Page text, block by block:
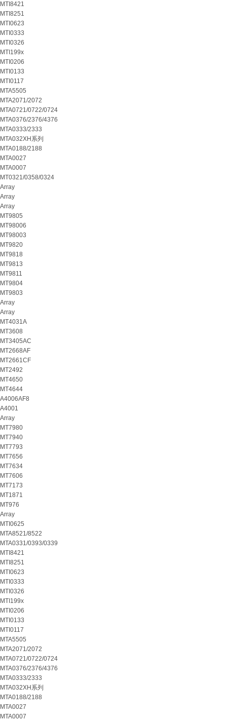
MTI8421
MTI8251
MTI0623
MTI0333
MTI0326
MTI199x
MTI0206
MTI0133
MTI0117
MTA5505
MTA2071/2072
MTA0721/0722/0724
MTA0376/2376/4376
MTA0333/2333
MTA032XH系列
MTA0188/2188
MTA0027
MTA0007
MT0321/0358/0324
Array
Array
Array
MT9805
MT98006
MT98003
MT9820
MT9818
MT9813
MT9811
MT9804
MT9803
Array
Array
MT4031A
MT3608
MT3405AC
MT2668AF
MT2661CF
MT2492
MT4650
MT4644
A4006AF8
A4001
Array
MT7980
MT7940
MT7793
MT7656
MT7634
MT7606
MT7173
MT1871
MT976
Array
MTI0625
MTA8521/8522
MTA0331/0393/0339
MTI8421
MTI8251
MTI0623
MTI0333
MTI0326
MTI199x
MTI0206
MTI0133
MTI0117
MTA5505
MTA2071/2072
MTA0721/0722/0724
MTA0376/2376/4376
MTA0333/2333
MTA032XH系列
MTA0188/2188
MTA0027
MTA0007